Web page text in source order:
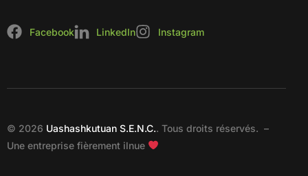
Facebook LinkedIn Instagram
© 2026 Uashashkutuan S.E.N.C.. Tous droits réservés. –
Une entreprise fièrement ilnue